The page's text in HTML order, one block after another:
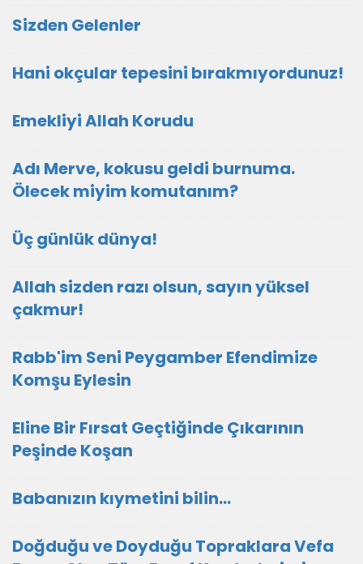
Sizden Gelenler
Hani okçular tepesini bırakmıyordunuz!
Emekliyi Allah Korudu
Adı Merve, kokusu geldi burnuma.
Ölecek miyim komutanım?
Üç günlük dünya!
Allah sizden razı olsun, sayın yüksel
çakmur!
Rabb'im Seni Peygamber Efendimize
Komşu Eylesin
Eline Bir Fırsat Geçtiğinde Çıkarının
Peşinde Koşan
Babanızın kıymetini bilin...
Doğduğu ve Doyduğu Topraklara Vefa